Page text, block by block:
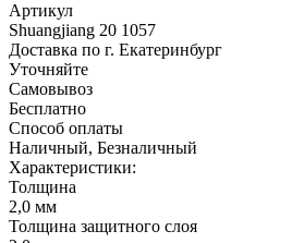
Артикул
Shuangjiang 20 1057
Доставка по г. Екатеринбург
Уточняйте
Самовывоз
Бесплатно
Способ оплаты
Наличный, Безналичный
Характеристики:
Толщина
2,0 мм
Толщина защитного слоя